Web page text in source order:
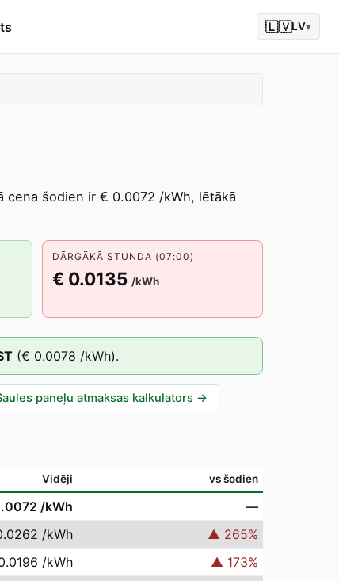
🇱🇻LV▾
cena šodien ir € 0.0072 /kWh, lētākā
DĀRGĀKĀ STUNDA (07:00)
€ 0.0135 /kWh
(€ 0.0078 /kWh).
paneļu atmaksas kalkulators →
Vidēji vs šodien
/kWh
—
/kWh ▲ 265%
/kWh ▲ 173%